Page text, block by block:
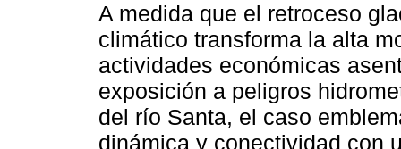
A medida que el retroceso
climático transforma la alta
actividades económicas
exposición a peligros
del río Santa, el caso
dinámica y conectividad con